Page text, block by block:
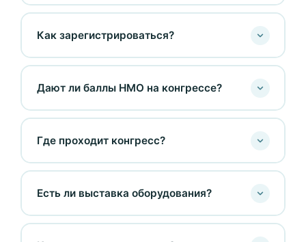
Как зарегистрироваться?
Дают ли баллы НМО на конгрессе?
Где проходит конгресс?
Есть ли выставка оборудования?